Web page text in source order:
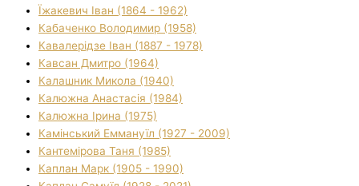
Їжакевич Іван (1864 - 1962)
Кабаченко Володимир (1958)
Кавалерідзе Іван (1887 - 1978)
Кавсан Дмитро (1964)
Калашник Микола (1940)
Калюжна Анастасія (1984)
Калюжна Ірина (1975)
Камінський Еммануїл (1927 - 2009)
Кантемірова Таня (1985)
Каплан Марк (1905 - 1990)